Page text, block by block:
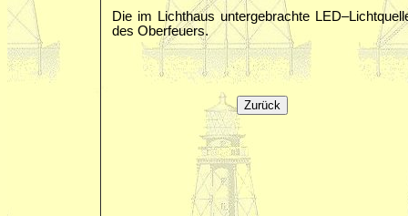
Die im Lichthaus untergebrachte
des Oberfeuers.